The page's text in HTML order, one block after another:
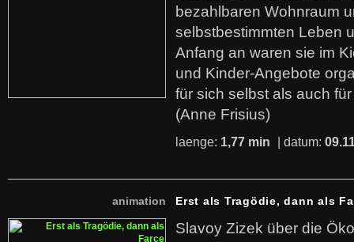
bezahlbaren Wohnraum
selbstbestimmten Leben
Anfang an waren sie im
und Kinder-Angebote
für sich selbst als auch
(Anne Frisius)
laenge: 1,77 min | datum:
animation Erst als Tragödie, dann als
Slavoy Zizek über die